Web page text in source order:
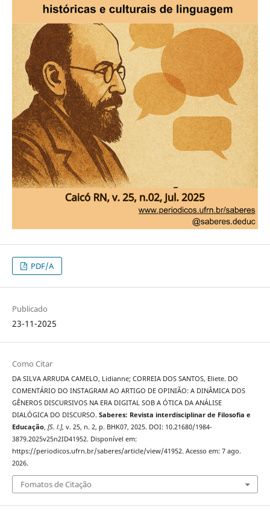
PDF/A
Publicado
23-11-2025
Como Citar
DA SILVA ARRUDA CAMELO, Lidianne; CORREIA DOS SANTOS, Eliete. DO
COMENTÁRIO DO INSTAGRAM AO ARTIGO DE OPINIÃO: A DINÂMICA DOS
GÊNEROS DISCURSIVOS NA ERA DIGITAL SOB A ÓTICA DA ANÁLISE
DIALÓGICA DO DISCURSO. Saberes: Revista interdisciplinar de Filosofia e
Educação, [S. l.], v. 25, n. 2, p. BHK07, 2025. DOI: 10.21680/1984-
3879.2025v25n2ID41952. Disponível em:
https://periodicos.ufrn.br/saberes/article/view/41952. Acesso em: 7 ago.
2026.
Fomatos de Citação